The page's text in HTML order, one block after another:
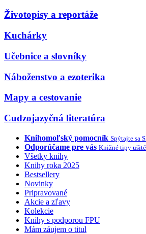
Životopisy a reportáže
Kuchárky
Učebnice a slovníky
Náboženstvo a ezoterika
Mapy a cestovanie
Cudzojazyčná literatúra
Knihomoľský pomocník Spýtajte sa
Odporúčame pre vás Knižné tipy
Všetky knihy
Knihy roka 2025
Bestsellery
Novinky
Pripravované
Akcie a zľavy
Kolekcie
Knihy s podporou FPU
Mám záujem o titul